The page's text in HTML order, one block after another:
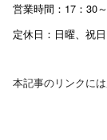
営業時間：17：30
定休日：日曜、祝日
本記事のリンクに